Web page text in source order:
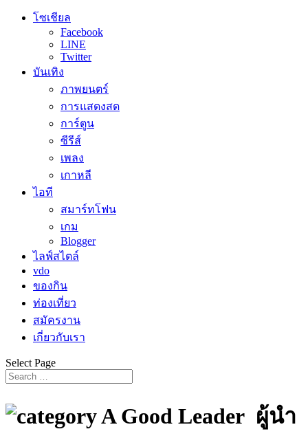
โซเชียล
Facebook
LINE
Twitter
บันเทิง
ภาพยนตร์
การแสดงสด
การ์ตูน
ซีรีส์
เพลง
เกาหลี
ไอที
สมาร์ทโฟน
เกม
Blogger
ไลฟ์สไตล์
vdo
ของกิน
ท่องเที่ยว
สมัครงาน
เกี่ยวกับเรา
Select Page
A Good Leader ผู้นำ